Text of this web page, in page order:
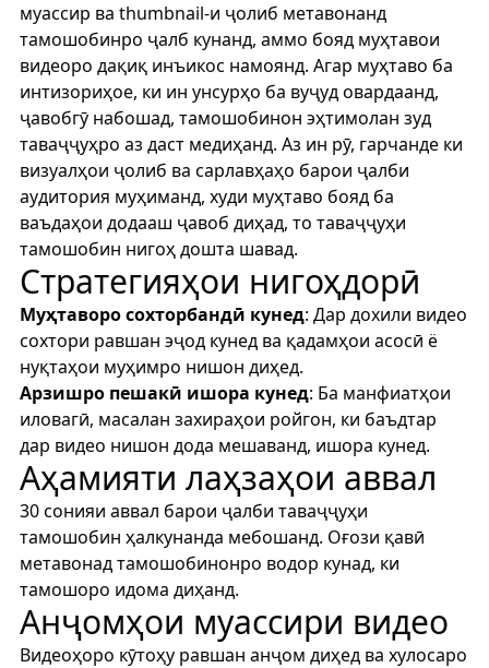
муассир ва thumbnail-и ҷолиб метавонанд
тамошобинро ҷалб кунанд, аммо бояд муҳтавои
видеоро дақиқ инъикос намоянд. Агар муҳтаво ба
интизориҳое, ки ин унсурҳо ба вуҷуд овардаанд,
ҷавобгӯ набошад, тамошобинон эҳтимолан зуд
таваҷҷуҳро аз даст медиҳанд. Аз ин рӯ, гарчанде ки
визуалҳои ҷолиб ва сарлавҳаҳо барои ҷалби
аудитория муҳиманд, худи муҳтаво бояд ба
ваъдаҳои додааш ҷавоб диҳад, то таваҷҷуҳи
тамошобин нигоҳ дошта шавад.
Стратегияҳои нигоҳдорӣ
Муҳтаворо сохторбандӣ кунед: Дар дохили видео
сохтори равшан эҷод кунед ва қадамҳои асосӣ ё
нуқтаҳои муҳимро нишон диҳед.
Арзишро пешакӣ ишора кунед: Ба манфиатҳои
иловагӣ, масалан захираҳои ройгон, ки баъдтар
дар видео нишон дода мешаванд, ишора кунед.
Аҳамияти лаҳзаҳои аввал
30 сонияи аввал барои ҷалби таваҷҷуҳи
тамошобин ҳалкунанда мебошанд. Оғози қавӣ
метавонад тамошобинонро водор кунад, ки
тамошоро идома диҳанд.
Анҷомҳои муассири видео
Видеоҳоро кӯтоҳу равшан анҷом диҳед ва хулосаро